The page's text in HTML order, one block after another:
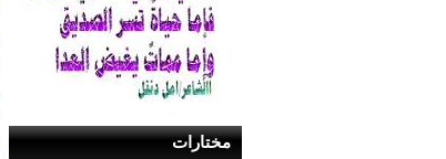
مختارات